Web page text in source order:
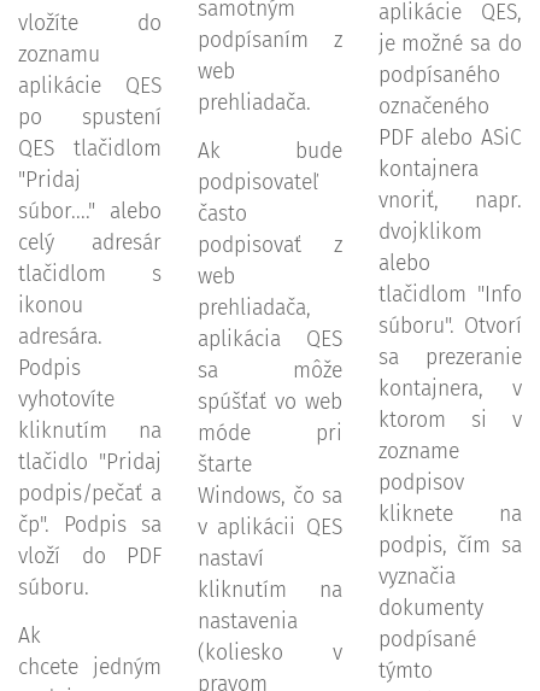
vložíte do
zoznamu
aplikácie QES
po spustení
QES tlačidlom
"Pridaj
súbor...." alebo
celý adresár
tlačidlom s
ikonou
adresára.
Podpis
vyhotovíte
kliknutím na
tlačidlo "Pridaj
podpis/pečať a
čp". Podpis sa
vloží do PDF
súboru.
Ak
chcete jedným
samotným
podpísaním z
web
prehliadača.
Ak bude
podpisovateľ
často
podpisovať z
web
prehliadača,
aplikácia QES
sa môže
spúšťať vo web
móde pri
štarte
Windows, čo sa
v aplikácii QES
nastaví
kliknutím na
nastavenia
(koliesko v
pravom
aplikácie QES,
je možné sa do
podpísaného
označeného
PDF alebo ASiC
kontajnera
vnoriť, napr.
dvojklikom
alebo
tlačidlom "Info
súboru". Otvorí
sa prezeranie
kontajnera, v
ktorom si v
zozname
podpisov
kliknete na
podpis, čím sa
vyznačia
dokumenty
podpísané
týmto